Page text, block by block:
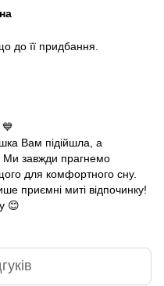
до її придбання.
Вам підійшла, а
Ми завжди прагнемо
для комфортного сну.
приємні миті відпочинку!
😊